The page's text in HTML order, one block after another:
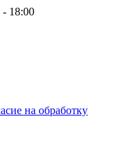
- 18:00
на обработку